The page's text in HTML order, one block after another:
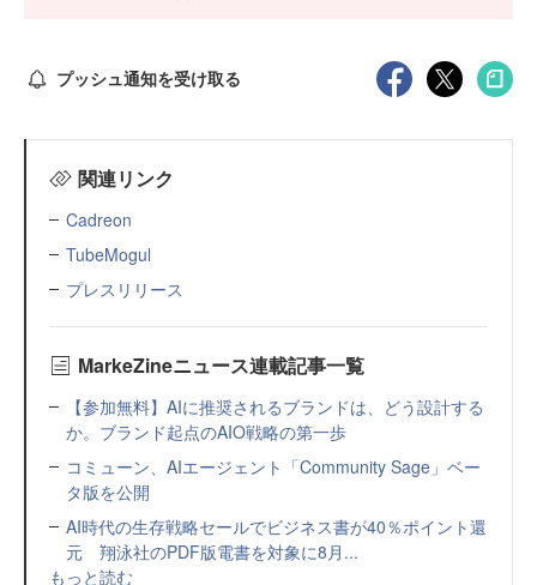
プッシュ通知を受け取る
関連リンク
Cadreon
TubeMogul
プレスリリース
MarkeZineニュース連載記事一覧
【参加無料】AIに推奨されるブランドは、どう設計する
か。ブランド起点のAIO戦略の第一歩
コミューン、AIエージェント「Community Sage」ベー
タ版を公開
AI時代の生存戦略セールでビジネス書が40％ポイント還
元 翔泳社のPDF版電書を対象に8月...
もっと読む